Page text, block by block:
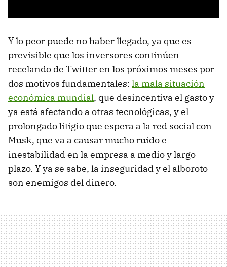
Y lo peor puede no haber llegado, ya que es
previsible que los inversores continúen
recelando de Twitter en los próximos meses por
dos motivos fundamentales: la mala situación
económica mundial, que desincentiva el gasto y
ya está afectando a otras tecnológicas, y el
prolongado litigio que espera a la red social con
Musk, que va a causar mucho ruido e
inestabilidad en la empresa a medio y largo
plazo. Y ya se sabe, la inseguridad y el alboroto
son enemigos del dinero.